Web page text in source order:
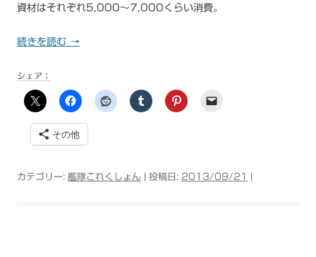
資材はそれぞれ5,000～7,000くらい消費。
続きを読む →
シェア：
その他
カテゴリー: 艦隊これくしょん | 投稿日: 2013/09/21